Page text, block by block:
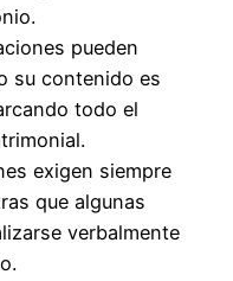
pueden
su contenido es
todo el
exigen siempre
que algunas
verbalmente